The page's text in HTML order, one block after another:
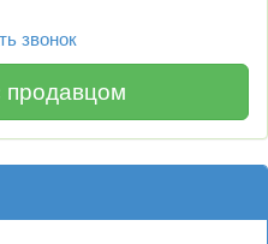
звонок
продавцом